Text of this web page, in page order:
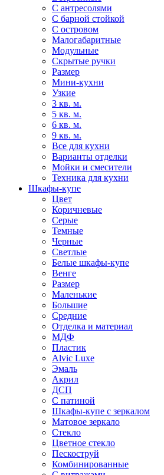
С антресолями
С барной стойкой
С островом
Малогабаритные
Модульные
Скрытые ручки
Размер
Мини-кухни
Узкие
3 кв. м.
5 кв. м.
6 кв. м.
9 кв. м.
Все для кухни
Варианты отделки
Мойки и смесители
Техника для кухни
Шкафы-купе
Цвет
Коричневые
Серые
Темные
Черные
Светлые
Белые шкафы-купе
Венге
Размер
Маленькие
Большие
Средние
Отделка и материал
МДФ
Пластик
Alvic Luxe
Эмаль
Акрил
ДСП
С патиной
Шкафы-купе с зеркалом
Матовое зеркало
Стекло
Цветное стекло
Пескоструй
Комбинированные